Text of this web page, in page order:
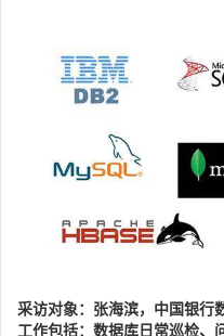
采访对象：张海滨，中国银行
工作包括：数据库日常巡检、